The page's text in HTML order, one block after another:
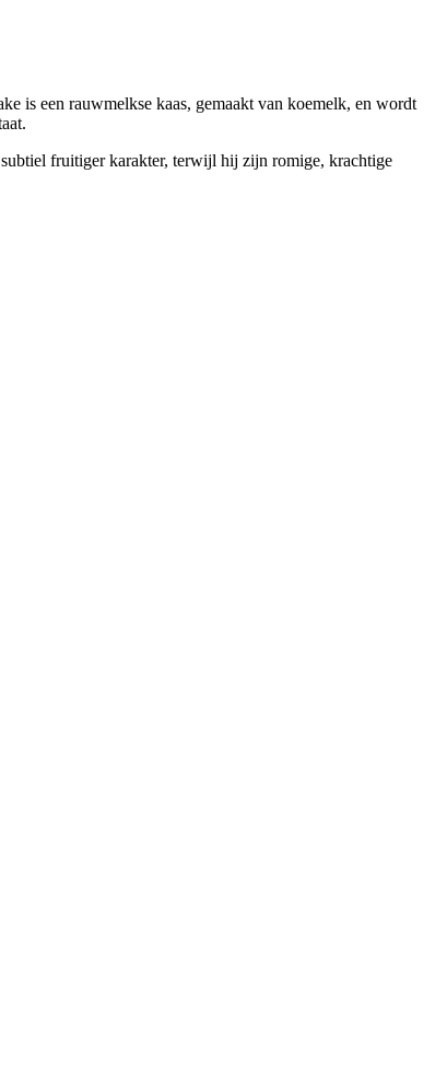
is een rauwmelkse kaas, gemaakt van koemelk, en wordt
fruitiger karakter, terwijl hij zijn romige, krachtige